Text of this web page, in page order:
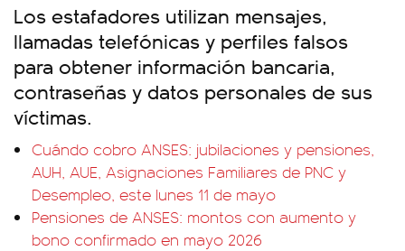
Los estafadores utilizan mensajes,
llamadas telefónicas y perfiles falsos
para obtener información bancaria,
contraseñas y datos personales de sus
víctimas.
Cuándo cobro ANSES: jubilaciones y pensiones,
AUH, AUE, Asignaciones Familiares de PNC y
Desempleo, este lunes 11 de mayo
Pensiones de ANSES: montos con aumento y
bono confirmado en mayo 2026